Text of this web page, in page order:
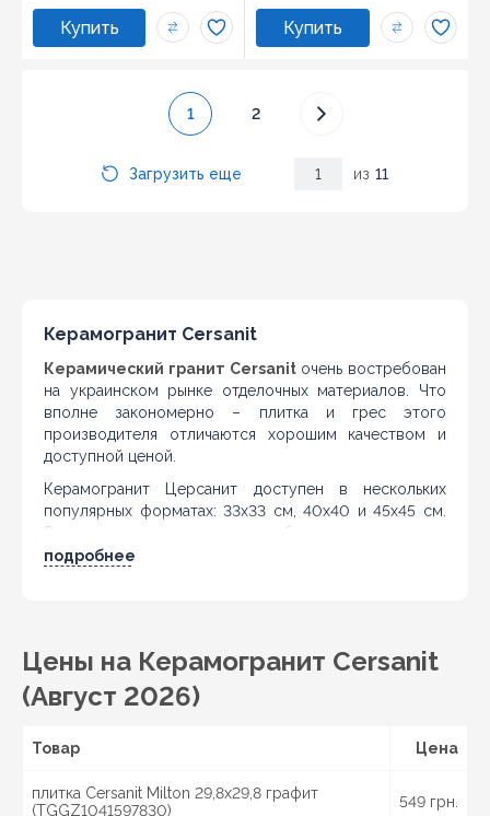
Загрузить еще
1 2
1 из 11
Керамогранит Cersanit
Керамический гранит Cersanitочень востребован
на украинском рынке отделочных материалов. Что
вполне закономерно – плитка и грес этого
производителя отличаются хорошим качеством и
доступной ценой.
Керамогранит Церсанит доступен в нескольких
популярных форматах: 33х33 см, 40х40 и 45х45 см.
Эти размеры чаще всего приобретают для отделки
пола в жилых и коммерческих помещениях. Толщина
Дизайн плитки Cersanit грес
Cersanit грес выпускается в различных вариантах
дизайна. Вы можете выбрать просто гладкую
покрытии с фактурной поверхностью, имитирующей
керамогранитаЦерсанит присутствуют, в
подробнее
Цены на Керамогранит Cersanit
(Август 2026)
Товар Цена
плитка Cersanit Milton 29,8x29,8 графит
(TGGZ1041597830)
549 грн.